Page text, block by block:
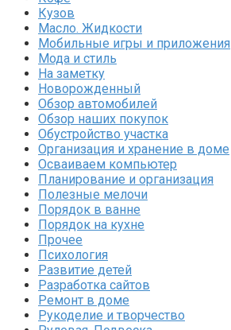
Кузов
Масло. Жидкости
Мобильные игры и приложения
Мода и стиль
На заметку
Новорожденный
Обзор автомобилей
Обзор наших покупок
Обустройство участка
Организация и хранение в доме
Осваиваем компьютер
Планирование и организация
Полезные мелочи
Порядок в ванне
Порядок на кухне
Прочее
Психология
Развитие детей
Разработка сайтов
Ремонт в доме
Рукоделие и творчество